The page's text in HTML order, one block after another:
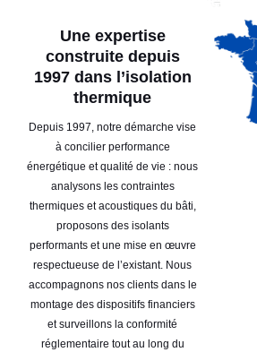
Une expertise
construite depuis
1997 dans l’isolation
thermique
Depuis 1997, notre démarche vise
à concilier performance
énergétique et qualité de vie : nous
analysons les contraintes
thermiques et acoustiques du bâti,
proposons des isolants
performants et une mise en œuvre
respectueuse de l’existant. Nous
accompagnons nos clients dans le
montage des dispositifs financiers
et surveillons la conformité
réglementaire tout au long du